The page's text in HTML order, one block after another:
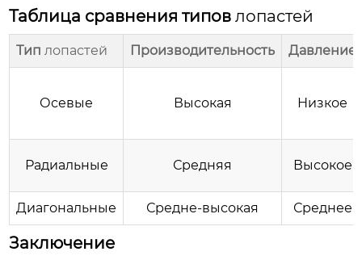
Таблица сравнения типовлопастей
Типлопастей Производительность Давление
Осевые Высокая Низкое
Радиальные Средняя Высокое
Диагональные Средне-высокая Среднее
Заключение